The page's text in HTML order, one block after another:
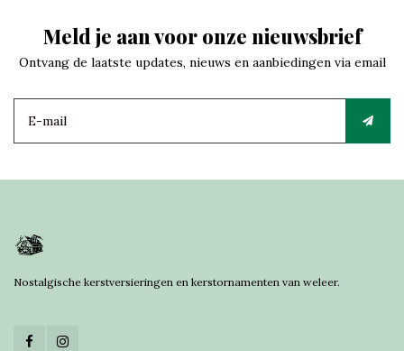
Meld je aan voor onze nieuwsbrief
Ontvang de laatste updates, nieuws en aanbiedingen via email
Nostalgische kerstversieringen en kerstornamenten van weleer.